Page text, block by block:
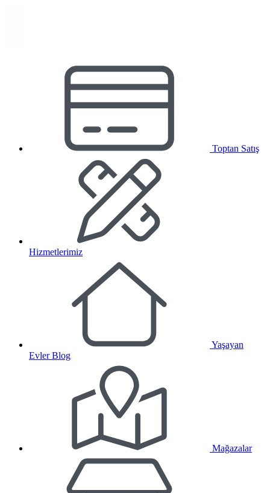
Toptan Satış
Hizmetlerimiz
Yaşayan
Evler Blog
Mağazalar